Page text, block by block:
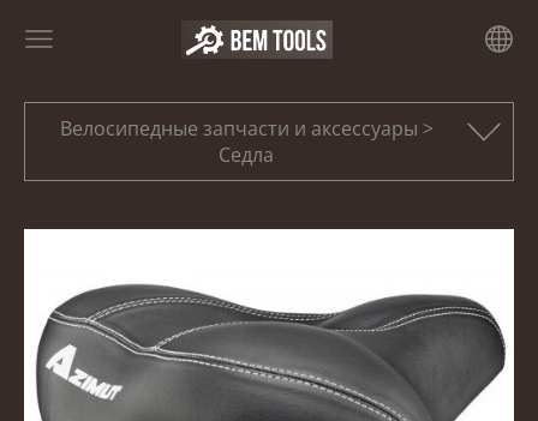
Велосипедные запчасти и аксессуары >
Седла